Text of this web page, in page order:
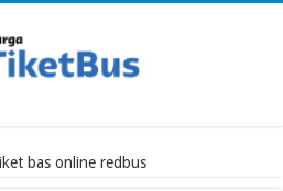
bas online redbus